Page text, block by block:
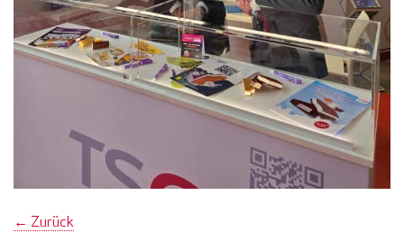
← Zurück